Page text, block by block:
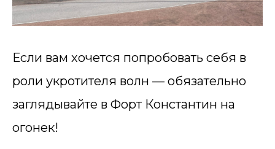
Если вам хочется попробовать себя в
роли укротителя волн — обязательно
заглядывайте в Форт Константин на
огонек!